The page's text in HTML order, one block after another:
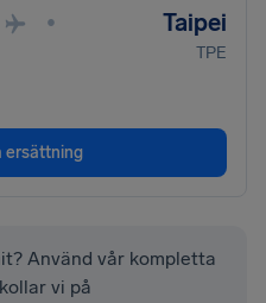
• Taipei
TPE
ersättning
Använd vår kompletta
vi på